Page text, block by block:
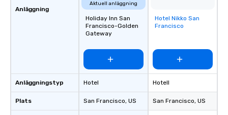
Anläggning
Anläggningstyp
Plats
Aktuell anläggning
Holiday Inn San
Francisco-Golden
Gateway
Hotel
San Francisco, US
Removed from
favorites
Hotel Nikko San
Francisco
Hotell
San Francisco, US